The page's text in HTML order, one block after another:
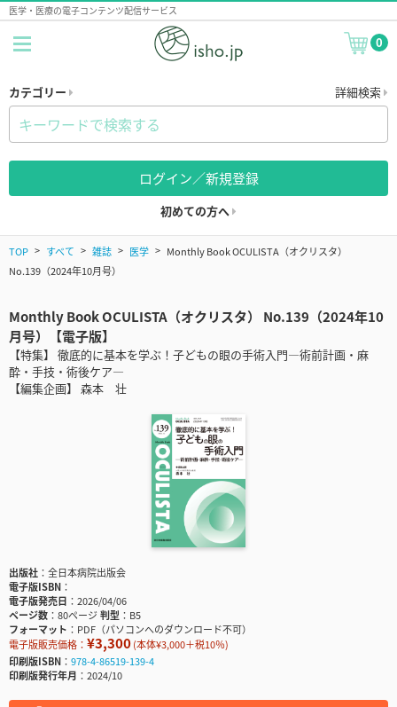
医学・医療の電子コンテンツ配信サービス
0
カテゴリー 詳細検索
ログイン／新規登録
初めての方へ
TOP すべて 雑誌 医学
Monthly Book OCULISTA（オクリスタ）
No.139（2024年10月号）
Monthly Book OCULISTA（オクリスタ） No.139（2024年10
月号）【電子版】
【特集】 徹底的に基本を学ぶ！子どもの眼の手術入門―術前計画・麻
酔・手技・術後ケア―
【編集企画】 森本 壮
出版社
全日本病院出版会
電子版ISBN
電子版発売日
2026/04/06
ページ数
80ページ判型
B5
フォーマット
PDF（パソコンへのダウンロード不可）
電子版販売価格： ¥3,300(本体¥3,000＋税10％)
印刷版ISBN
978-4-86519-139-4
印刷版発行年月
2024/10